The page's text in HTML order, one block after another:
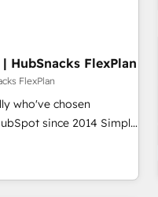
advertising via
8
compliance
HubSnacks FlexPlan
FlexPlan
who've chosen
since 2014 Simple
Set Up |
HubSpot portals
Global 24/7 ...